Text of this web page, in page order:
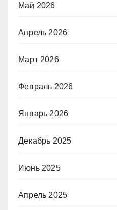
Май 2026
Апрель 2026
Март 2026
Февраль 2026
Январь 2026
Декабрь 2025
Июнь 2025
Апрель 2025